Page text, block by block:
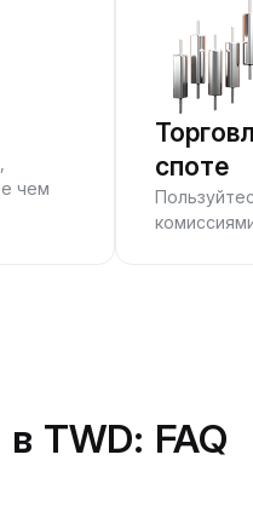
чем
споте
TWD: FAQ